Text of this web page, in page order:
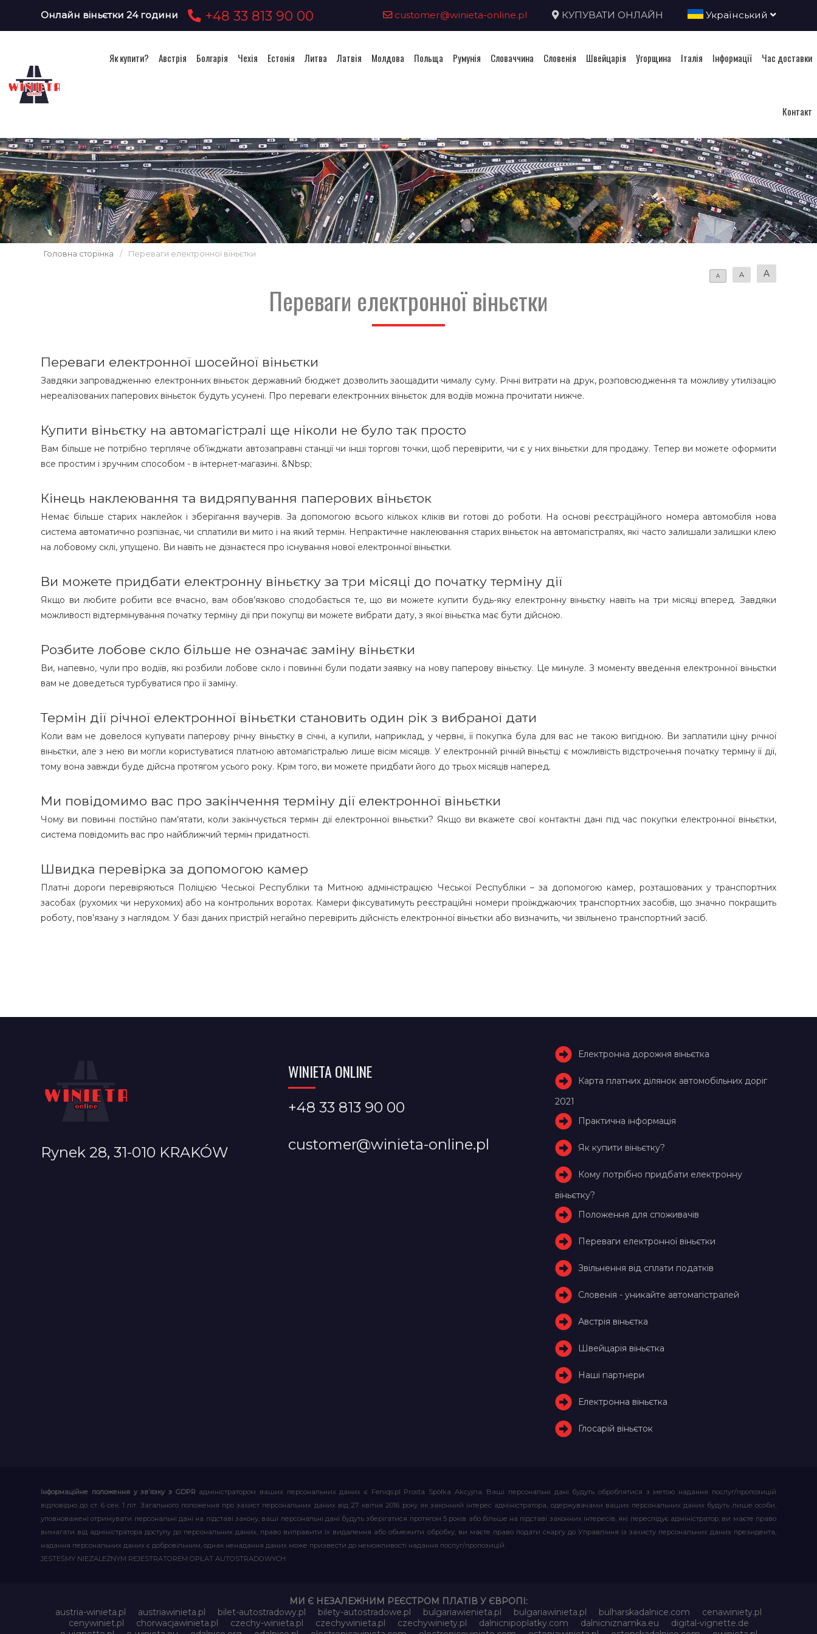
Онлайн віньєтки 24 години +48 33 813 90 00 customer@winieta-online.pl КУПУВАТИ ОНЛАЙН Український
Як купити? Австрія Болгарія Чехія Естонія Литва Латвія Молдова Польща Румунія Словаччина Словенія Швейцарія Угорщина Італія Інформації Час доставки
Контакт
Головна сторінка / Переваги електронної віньєтки
A A A
Переваги електронної віньєтки
Переваги електронної шосейної віньєтки
Завдяки запровадженню електронних віньєток державний бюджет дозволить заощадити чималу суму. Річні витрати на друк, розповсюдження та можливу утилізацію
нереалізованих паперових віньєток будуть усунені. Про переваги електронних віньєток для водіїв можна прочитати нижче.
Купити віньєтку на автомагістралі ще ніколи не було так просто
Вам більше не потрібно терпляче об’їжджати автозаправні станції чи інші торгові точки, щоб перевірити, чи є у них віньєтки для продажу. Тепер ви можете оформити
все простим і зручним способом - в інтернет-магазині. &Nbsp;
Кінець наклеювання та видряпування паперових віньєток
Немає більше старих наклейок і зберігання ваучерів. За допомогою всього кількох кліків ви готові до роботи. На основі реєстраційного номера автомобіля нова
система автоматично розпізнає, чи сплатили ви мито і на який термін. Непрактичне наклеювання старих віньєток на автомагістралях, які часто залишали залишки клею
на лобовому склі, упущено. Ви навіть не дізнаєтеся про існування нової електронної віньєтки.
Ви можете придбати електронну віньєтку за три місяці до початку терміну дії
Якщо ви любите робити все вчасно, вам обов’язково сподобається те, що ви можете купити будь-яку електронну віньєтку навіть на три місяці вперед. Завдяки
можливості відтермінування початку терміну дії при покупці ви можете вибрати дату, з якої віньєтка має бути дійсною.
Розбите лобове скло більше не означає заміну віньєтки
Ви, напевно, чули про водіїв, які розбили лобове скло і повинні були подати заявку на нову паперову віньєтку. Це минуле. З моменту введення електронної віньєтки
вам не доведеться турбуватися про її заміну. ​​
Термін дії річної електронної віньєтки становить один рік з вибраної дати
Коли вам не довелося купувати паперову річну віньєтку в січні, а купили, наприклад, у червні, її покупка була для вас не такою вигідною. Ви заплатили ціну річної
віньєтки, але з нею ви могли користуватися платною автомагістралью лише вісім місяців. У електронній річній віньєтці є можливість відстрочення початку терміну її дії,
тому вона завжди буде дійсна протягом усього року. Крім того, ви можете придбати його до трьох місяців наперед.
Ми повідомимо вас про закінчення терміну дії електронної віньєтки
Чому ви повинні постійно пам’ятати, коли закінчується термін дії електронної віньєтки? Якщо ви вкажете свої контактні дані під час покупки електронної віньєтки,
система повідомить вас про найближчий термін придатності.
Швидка перевірка за допомогою камер
Платні дороги перевіряються Поліцією Чеської Республіки та Митною адміністрацією Чеської Республіки – за допомогою камер, розташованих у транспортних
засобах (рухомих чи нерухомих) або на контрольних воротах. Камери фіксуватимуть реєстраційні номери проїжджаючих транспортних засобів, що значно покращить
роботу, пов’язану з наглядом. У базі даних пристрій негайно перевірить дійсність електронної віньєтки або визначить, чи звільнено транспортний засіб.
Rynek 28, 31-010 KRAKÓW
WINIETA ONLINE
+48 33 813 90 00
customer@winieta-online.pl
Електронна дорожня віньєтка
Карта платних ділянок автомобільних доріг
2021
Практична інформація
Як купити віньєтку?
Кому потрібно придбати електронну
віньєтку?
Положення для споживачів
Переваги електронної віньєтки
Звільнення від сплати податків
Словенія - уникайте автомагістралей
Австрія віньєтка
Швейцарія віньєтка
Наші партнери
Електронна віньєтка
Глосарій віньєток
Інформаційне положення у зв’язку з GDPR адміністратором ваших персональних даних є Feniqs.pl Prosta Spółka Akcyjna. Ваші персональні дані будуть оброблятися з метою надання послуг/пропозицій
відповідно до ст. 6 сек. 1 літ. Загального положення про захист персональних даних від 27 квітня 2016 року як законний інтерес адміністратора, одержувачами ваших персональних даних будуть лише особи,
уповноважені отримувати персональні дані на підставі закону, ваші персональні дані будуть зберігатися протягом 5 років або більше на підставі законних інтересів, які переслідує адміністратор, ви маєте право
вимагати від адміністратора доступу до персональних даних, право виправити їх видалення або обмежити обробку, ви маєте право подати скаргу до Управління із захисту персональних даних президента,
надання персональних даних є добровільним, однак ненадання даних може призвести до неможливості надання послуг/пропозицій.
JESTEŚMY NIEZALEŻNYM REJESTRATOREM OPŁAT AUTOSTRADOWYCH
МИ Є НЕЗАЛЕЖНИМ РЕЄСТРОМ ПЛАТІВ У ЄВРОПІ:
austria-winieta.pl
austriawinieta.pl bilet-autostradowy.pl bilety-autostradowe.pl bulgariawienieta.pl bulgariawinieta.pl bulharskadalnice.com
cenawiniety.pl
cenywiniet.pl
chorwacjawinieta.pl czechy-winieta.pl czechywinieta.pl czechywiniety.pl dalnicnipoplatky.com dalnicniznamka.eu
digital-vignette.de